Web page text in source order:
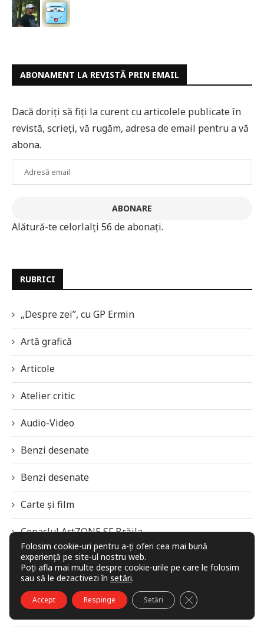
ABONAMENT LA REVISTĂ PRIN EMAIL
Dacă doriți să fiți la curent cu articolele publicate în
revistă, scrieți, vă rugăm, adresa de email pentru a vă
abona.
Adresă
ABONARE
Alătură-te celorlalți 56 de abonați.
RUBRICI
„Despre zei”, cu GP Ermin
Artă grafică
Articole
Atelier critic
Audio-Video
Benzi desenate
Benzi desenate
Carte și film
Cenaclul ArtZONE SF Brăila
Clasicii Literaturii Fantasy
Clubul H.G. Wells Timișoara
Folosim cookie-uri pentru a-ți oferi cea mai bună
experiență pe site-ul nostru web.
Poți afla mai multe despre cookie-urile pe care le folosim
sau să le dezactivezi în setări.
Accept Respinge Setări CLOSE GDPR